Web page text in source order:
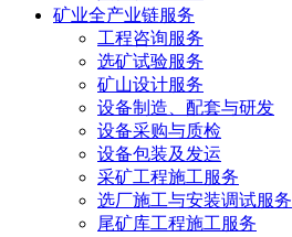
矿业全产业链服务
工程咨询服务
选矿试验服务
矿山设计服务
设备制造、配套与研发
设备采购与质检
设备包装及发运
采矿工程施工服务
选厂施工与安装调试服务
尾矿库工程施工服务